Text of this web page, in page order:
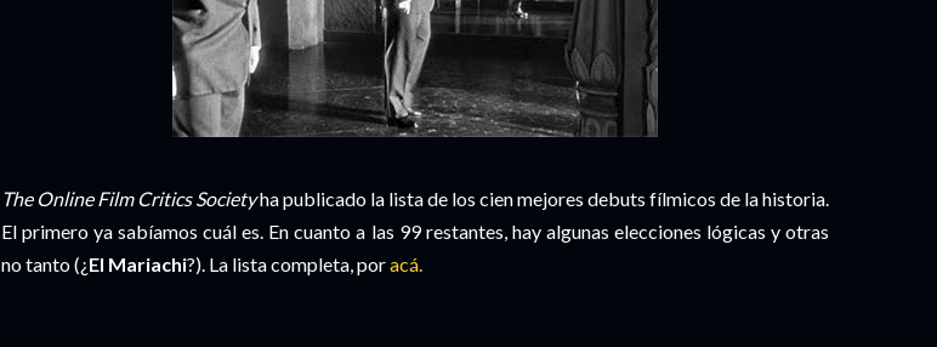
The Online Film Critics Societyha publicado la lista de los cien mejores debuts fílmicos de la historia.
El primero ya sabíamos cuál es. En cuanto a las 99 restantes, hay algunas elecciones lógicas y otras
no tanto (¿El Mariachi?). La lista completa, poracá.